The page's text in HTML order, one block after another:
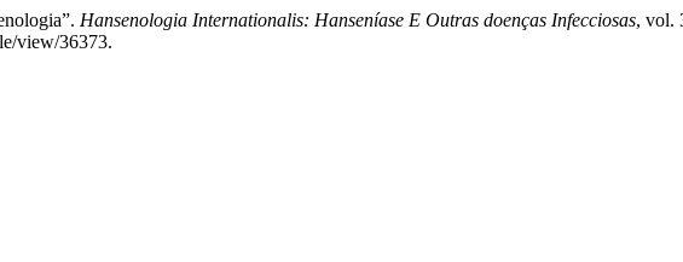
Hansenologia Internationalis: Hanseníase E Outras doenças Infecciosas, vol.
view/36373.